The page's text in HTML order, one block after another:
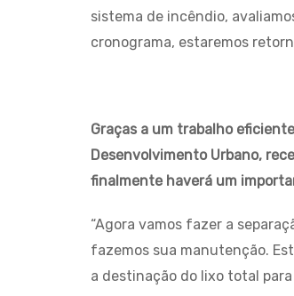
sistema de incêndio,
cronograma, estaremos
Graças a um trabalho
Desenvolvimento Urbano,
finalmente haverá um
“Agora vamos fazer a
fazemos sua manutenção.
a destinação do lixo total